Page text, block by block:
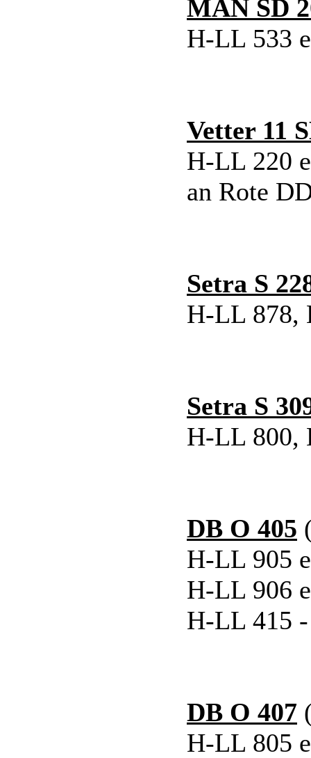
MAN SD
H-LL 533
Vetter 11
H-LL 220
an Rote
Setra S
H-LL 878,
Setra S
H-LL 800,
DB O 405
H-LL 905
H-LL 906
H-LL 415
DB O 407
H-LL 805